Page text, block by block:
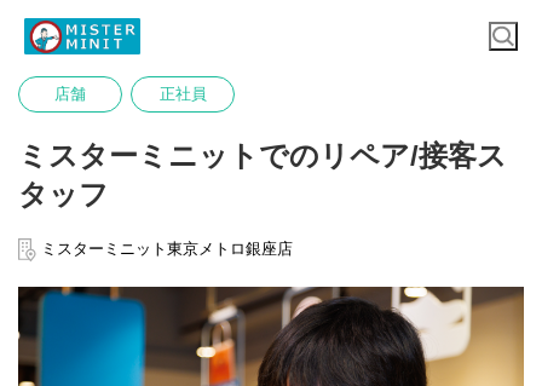
店舗 正社員
ミスターミニットでのリペア/接客ス
タッフ
ミスターミニット東京メトロ銀座店